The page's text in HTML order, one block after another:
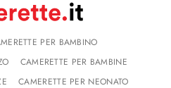
PER BAMBINO
CAMERETTE PER BAMBINE
CAMERETTE PER NEONATO